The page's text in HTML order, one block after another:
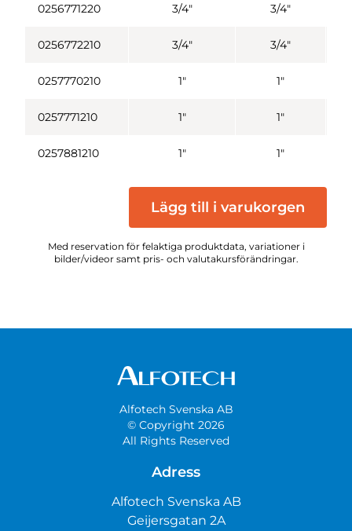
0256771220 3/4" 3/4"
0256772210 3/4" 3/4"
0257770210 1" 1"
0257771210 1" 1"
0257881210 1" 1"
Lägg till i varukorgen
Med reservation för felaktiga produktdata, variationer i
bilder/videor samt pris- och valutakursförändringar.
Alfotech Svenska AB
© Copyright 2026
All Rights Reserved
Adress
Alfotech Svenska AB
Geijersgatan 2A